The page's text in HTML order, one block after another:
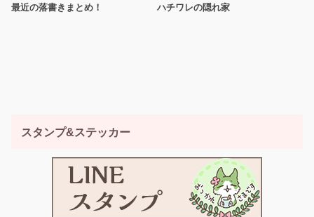
最近の落書きまとめ！
ハチワレの隠れ家
スタンプ&ステッカー